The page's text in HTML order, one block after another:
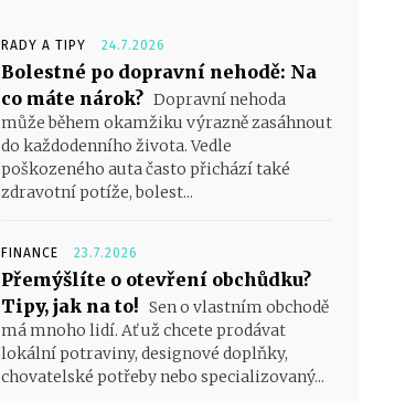
RADY A TIPY 24.7.2026
Bolestné po dopravní nehodě: Na
co máte nárok? Dopravní nehoda
může během okamžiku výrazně zasáhnout
do každodenního života. Vedle
poškozeného auta často přichází také
zdravotní potíže, bolest...
FINANCE 23.7.2026
Přemýšlíte o otevření obchůdku?
Tipy, jak na to! Sen o vlastním obchodě
má mnoho lidí. Ať už chcete prodávat
lokální potraviny, designové doplňky,
chovatelské potřeby nebo specializovaný...